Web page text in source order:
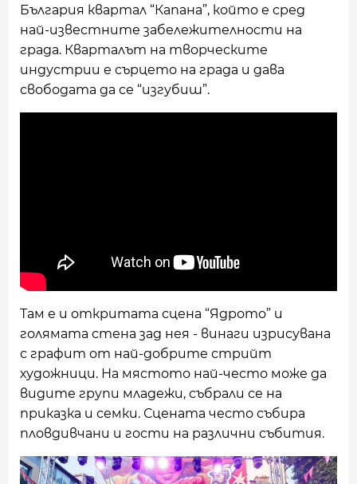
България квартал “Капана”, който е сред
най-известните забележителности на
града. Кварталът на творческите
индустрии е сърцето на града и дава
свободата да се “изгубиш”.
Там е и откритата сцена “Ядрото” и
голямата стена зад нея - винаги изрисувана
с графит от най-добрите стрийт
художници. На мястото най-често може да
видите групи младежи, събрали се на
приказка и семки. Сцената често събира
пловдивчани и гости на различни събития.